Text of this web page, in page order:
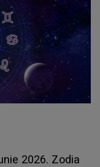
2026. Zodia